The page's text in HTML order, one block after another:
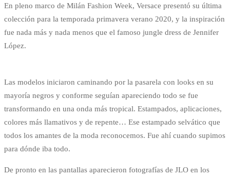
En pleno marco de Milán Fashion Week, Versace presentó su última
colección para la temporada primavera verano 2020, y la inspiración
fue nada más y nada menos que el famoso jungle dress de Jennifer
López.
Las modelos iniciaron caminando por la pasarela con looks en su
mayoría negros y conforme seguían apareciendo todo se fue
transformando en una onda más tropical. Estampados, aplicaciones,
colores más llamativos y de repente… Ese estampado selvático que
todos los amantes de la moda reconocemos. Fue ahí cuando supimos
para dónde iba todo.
De pronto en las pantallas aparecieron fotografías de JLO en los